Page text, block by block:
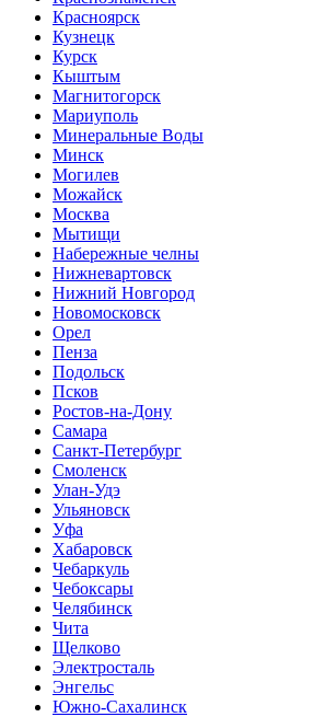
Красноярск
Кузнецк
Курск
Кыштым
Магнитогорск
Мариуполь
Минеральные Воды
Минск
Могилев
Можайск
Москва
Мытищи
Набережные челны
Нижневартовск
Нижний Новгород
Новомосковск
Орел
Пенза
Подольск
Псков
Ростов-на-Дону
Самара
Санкт-Петербург
Смоленск
Улан-Удэ
Ульяновск
Уфа
Хабаровск
Чебаркуль
Чебоксары
Челябинск
Чита
Щелково
Электросталь
Энгельс
Южно-Сахалинск